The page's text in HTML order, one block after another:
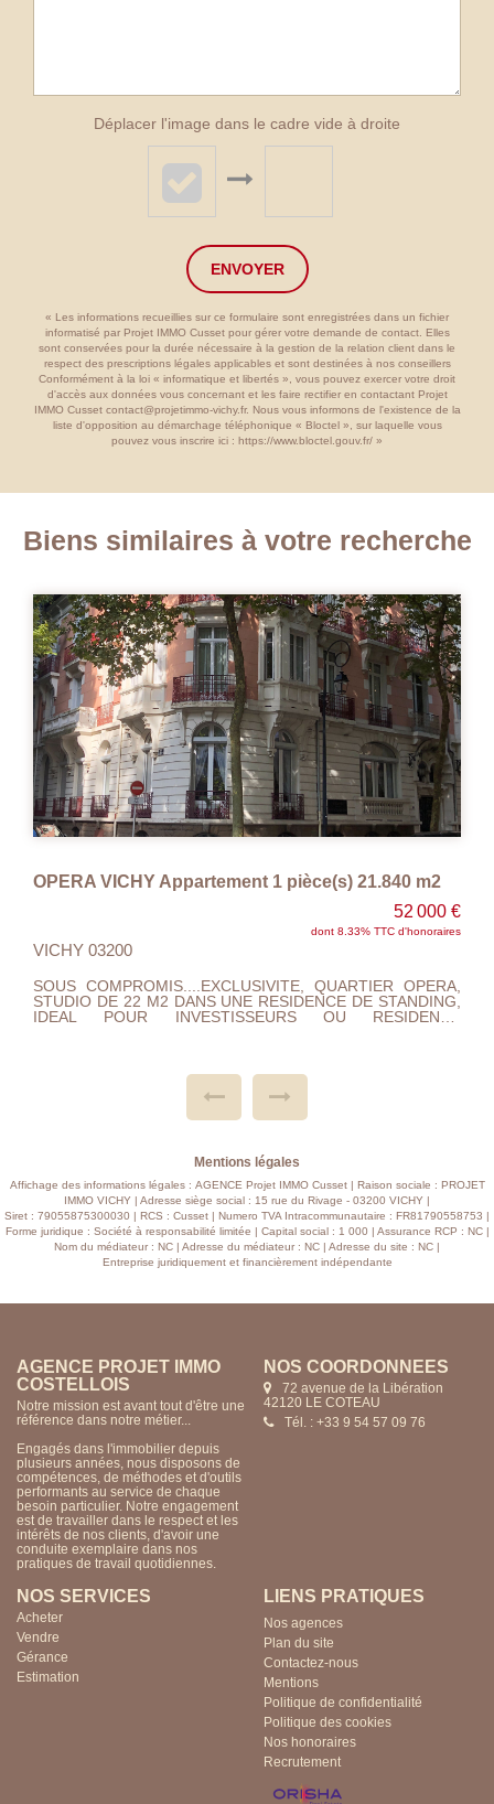
Déplacer l'image dans le cadre vide à droite
ENVOYER
« Les informations recueillies sur ce formulaire sont enregistrées dans un fichier
informatisé par Projet IMMO Cusset pour gérer votre demande de contact. Elles
sont conservées pour la durée nécessaire à la gestion de la relation client dans le
respect des prescriptions légales applicables et sont destinées à nos conseillers
Conformément à la loi « informatique et libertés », vous pouvez exercer votre droit
d'accès aux données vous concernant et les faire rectifier en contactant Projet
IMMO Cusset contact@projetimmo-vichy.fr. Nous vous informons de l'existence de la
liste d'opposition au démarchage téléphonique « Bloctel », sur laquelle vous
pouvez vous inscrire ici : https://www.bloctel.gouv.fr/ »
Biens similaires à votre recherche
VICHY coeur de ville Appartement 4 pièce(s)
239 000 €
dont 5.29% TTC d'honoraires
VICHY 03200
QUARTIER FOCH ,APPARTEMENT DE 93 M2
ENTIEREMENT RENOVE AU 4 IEME ETAGE AVEC
ASCENCEUR, VUE DEGAGEE,BALCONS,LUMINEUX, AVEC
PREVOIRS.PROXIMITE CENTRE VILLE.CHAUFFAGE GAZ
DE VILLE , DOUBLE VITRAGE,ELECTRICITE ET
ENERGETIQUE C , CHARGES 100 EUROS MENSUEL,
Mentions légales
Affichage des informations légales : AGENCE Projet IMMO Cusset | Raison sociale : PROJET
IMMO VICHY | Adresse siège social : 15 rue du Rivage - 03200 VICHY |
Siret : 79055875300030 | RCS : Cusset | Numero TVA Intracommunautaire : FR81790558753 |
Forme juridique : Société à responsabilité limitée | Capital social : 1 000 | Assurance RCP : NC |
Nom du médiateur : NC | Adresse du médiateur : NC | Adresse du site : NC |
Entreprise juridiquement et financièrement indépendante
AGENCE PROJET IMMO
COSTELLOIS
Notre mission est avant tout d'être une
référence dans notre métier...
Engagés dans l'immobilier depuis
plusieurs années, nous disposons de
compétences, de méthodes et d'outils
performants au service de chaque
besoin particulier. Notre engagement
est de travailler dans le respect et les
intérêts de nos clients, d'avoir une
conduite exemplaire dans nos
pratiques de travail quotidiennes.
NOS COORDONNÉES
72 avenue de la Libération
42120 LE COTEAU
Tél. : +33 9 54 57 09 76
AGENCE PROJET IMMO
CUSSET
Notre mission est avant tout d'être une
référence dans notre métier...
Engagés dans l'immobilier depuis
plusieurs années, nous disposons de
compétences, de méthodes et d'outils
performants au service de chaque
besoin particulier. Notre engagement
est de travailler dans le respect et les
intérêts de nos clients, d'avoir une
conduite exemplaire dans nos
pratiques de travail quotidiennes.
NOS COORDONNÉES
15 rue du Rivage
03200 VICHY
Tél. : +33 4 70 57 85 24
NOS SERVICES
Acheter
Vendre
Gérance
Estimation
LIENS PRATIQUES
Nos agences
Plan du site
Contactez-nous
Mentions
Politique de confidentialité
Politique des cookies
Nos honoraires
Recrutement